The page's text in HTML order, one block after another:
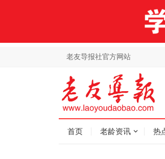
老友导报社官方网站
首页 老龄资讯 热